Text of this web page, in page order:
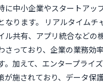
に中小企業やスタートアッ
なります。 リアルタイムチ
ル共有、アプリ統合などの
さっており、企業の業務効
。加えて、エンタープライ
が施されており、データ保